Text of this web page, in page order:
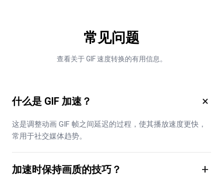
常见问题
查看关于 GIF 速度转换的有用信息。
什么是 GIF 加速？ ×
这是调整动画 GIF 帧之间延迟的过程，使其播放速度更快，
常用于社交媒体趋势。
加速时保持画质的技巧？ +